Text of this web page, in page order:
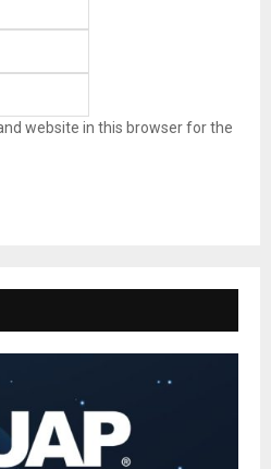
website in this browser for the